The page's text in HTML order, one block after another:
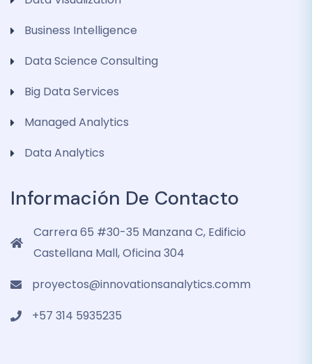
Business Intelligence
Data Science Consulting
Big Data Services
Managed Analytics
Data Analytics
Información De Contacto
Carrera 65 #30-35 Manzana C, Edificio
Castellana Mall, Oficina 304
proyectos@innovationsanalytics.comm
+57 314 5935235‬